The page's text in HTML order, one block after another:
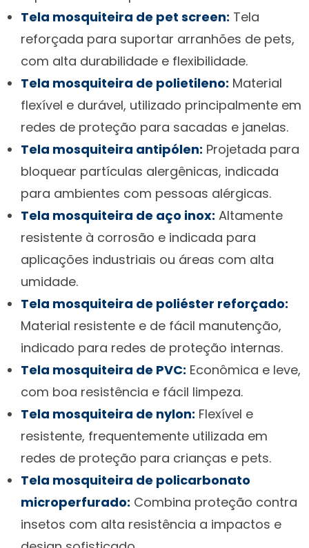
Tela mosquiteira de pet screen: Tela
reforçada para suportar arranhões de pets,
com alta durabilidade e flexibilidade.
Tela mosquiteira de polietileno: Material
flexível e durável, utilizado principalmente em
redes de proteção para sacadas e janelas.
Tela mosquiteira antipólen: Projetada para
bloquear partículas alergênicas, indicada
para ambientes com pessoas alérgicas.
Tela mosquiteira de aço inox: Altamente
resistente à corrosão e indicada para
aplicações industriais ou áreas com alta
umidade.
Tela mosquiteira de poliéster reforçado:
Material resistente e de fácil manutenção,
indicado para redes de proteção internas.
Tela mosquiteira de PVC: Econômica e leve,
com boa resistência e fácil limpeza.
Tela mosquiteira de nylon: Flexível e
resistente, frequentemente utilizada em
redes de proteção para crianças e pets.
Tela mosquiteira de policarbonato
microperfurado: Combina proteção contra
insetos com alta resistência a impactos e